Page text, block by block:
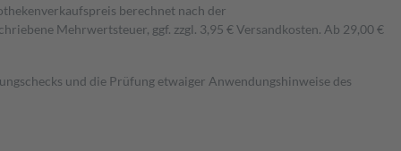
berechnet nach der
Mehrwertsteuer, ggf. zzgl. 3,95 € Versandkosten. Ab 29,00 €
und die Prüfung etwaiger Anwendungshinweise des